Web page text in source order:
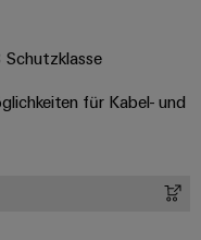
Schutzklasse
für Kabel- und